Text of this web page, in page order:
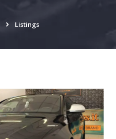
Listings